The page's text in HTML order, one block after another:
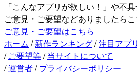
「こんなアプリが欲しい！」や不
ご意見・ご要望などありましたらこ
ご意見・ご要望はこちら
ホーム / 新作ランキング/注目アプリ
/ ご要望等/ 当サイトについて
/運営者/ プライバシーポリシー